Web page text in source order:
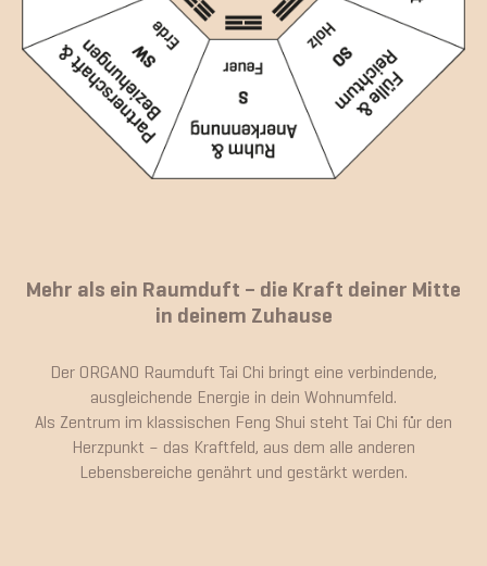
Mehr als ein Raumduft – die Kraft deiner Mitte
in deinem Zuhause
Der ORGANO Raumduft Tai Chi bringt eine verbindende,
ausgleichende Energie in dein Wohnumfeld.
Als Zentrum im klassischen Feng Shui steht Tai Chi für den
Herzpunkt – das Kraftfeld, aus dem alle anderen
Lebensbereiche genährt und gestärkt werden.